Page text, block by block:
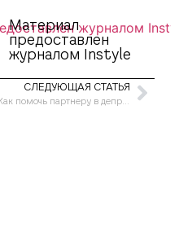
Материал
предоставлен
журналом Instyle
СЛЕДУЮЩАЯ СТАТЬЯ
Как помочь партнеру в депрессии